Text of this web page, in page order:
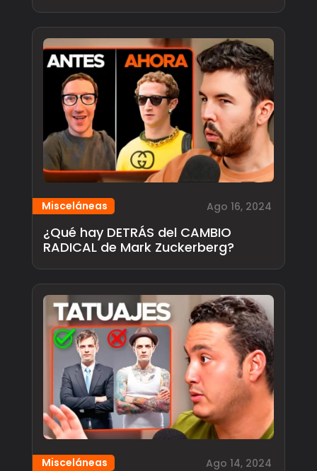
Misceláneas Ago 16, 2024
¿Qué hay DETRÁS del CAMBIO
RADICAL de Mark Zuckerberg?
Misceláneas Ago 14, 2024